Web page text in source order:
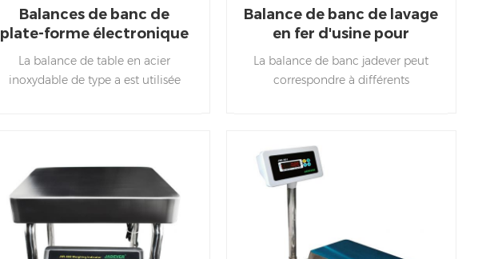
Balances de banc de
plate-forme électronique
en ligne en acier
inoxydable de type A pour
usine
La balance de table en acier
inoxydable de type a est utilisée
Balance de banc de lavage
en fer d'usine pour
épicerie
La balance de banc jadever peut
correspondre à différents
ils sont généralement utilisés pour
l'entrepôt, l'usine, et l'épicerie.